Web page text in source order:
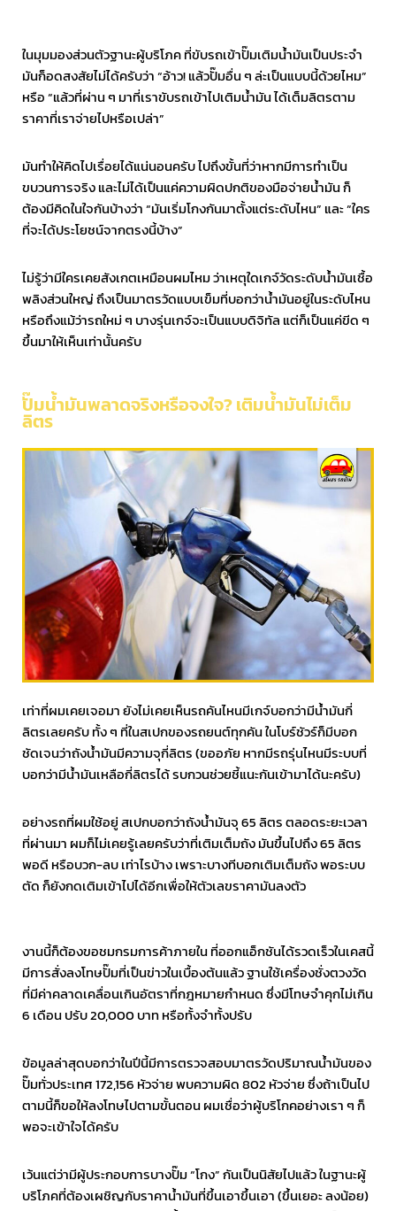
ในมุมมองส่วนตัวฐานะผู้บริโภค ที่ขับรถเข้าปั๊มเติมน้ำมันเป็นประจำ
มันก็อดสงสัยไม่ได้ครับว่า “อ้าว! แล้วปั๊มอื่น ๆ ล่ะเป็นแบบนี้ด้วยไหม”
หรือ “แล้วที่ผ่าน ๆ มาที่เราขับรถเข้าไปเติมน้ำมัน ได้เต็มลิตรตาม
ราคาที่เราจ่ายไปหรือเปล่า”
มันทำให้คิดไปเรื่อยได้แน่นอนครับ ไปถึงขั้นที่ว่าหากมีการทำเป็น
ขบวนการจริง และไม่ได้เป็นแค่ความผิดปกติของมือจ่ายน้ำมัน ก็
ต้องมีคิดในใจกันบ้างว่า “มันเริ่มโกงกันมาตั้งแต่ระดับไหน” และ “ใคร
ที่จะได้ประโยชน์จากตรงนี้บ้าง”
ไม่รู้ว่ามีใครเคยสังเกตเหมือนผมไหม ว่าเหตุใดเกจ์วัดระดับน้ำมันเชื้อ
พลิงส่วนใหญ่ ถึงเป็นมาตรวัดแบบเข็มที่บอกว่าน้ำมันอยู่ในระดับไหน
หรือถึงแม้ว่ารถใหม่ ๆ บางรุ่นเกจ์จะเป็นแบบดิจิทัล แต่ก็เป็นแค่ขีด ๆ
ขึ้นมาให้เห็นเท่านั้นครับ
ปั๊มน้ำมันพลาดจริงหรือจงใจ? เติมน้ำมันไม่เต็ม
ลิตร
เท่าที่ผมเคยเจอมา ยังไม่เคยเห็นรถคันไหนมีเกจ์บอกว่ามีน้ำมันกี่
ลิตรเลยครับ ทั้ง ๆ ที่ในสเปกของรถยนต์ทุกคัน ในโบร์ชัวร์ก็มีบอก
ชัดเจนว่าถังน้ำมันมีความจุกี่ลิตร (ขออภัย หากมีรถรุ่นไหนมีระบบที่
บอกว่ามีน้ำมันเหลือกี่ลิตรได้ รบกวนช่วยชี้แนะกันเข้ามาได้นะครับ)
อย่างรถที่ผมใช้อยู่ สเปกบอกว่าถังน้ำมันจุ 65 ลิตร ตลอดระยะเวลา
ที่ผ่านมา ผมก็ไม่เคยรู้เลยครับว่าที่เติมเต็มถัง มันขึ้นไปถึง 65 ลิตร
พอดี หรือบวก-ลบ เท่าไรบ้าง เพราะบางทีบอกเติมเต็มถัง พอระบบ
ตัด ก็ยังกดเติมเข้าไปได้อีกเพื่อให้ตัวเลขราคามันลงตัว
งานนี้ก็ต้องขอชมกรมการค้าภายใน ที่ออกแอ็กชันได้รวดเร็วในเคสนี้
มีการสั่งลงโทษปั๊มที่เป็นข่าวในเบื้องต้นแล้ว ฐานใช้เครื่องชั่งตวงวัด
ที่มีค่าคลาดเคลื่อนเกินอัตราที่กฎหมายกำหนด ซึ่งมีโทษจำคุกไม่เกิน
6 เดือน ปรับ 20,000 บาท หรือทั้งจำทั้งปรับ
ข้อมูลล่าสุดบอกว่าในปีนี้มีการตรวจสอบมาตรวัดปริมาณน้ำมันของ
ปั๊มทั่วประเทศ 172,156 หัวจ่าย พบความผิด 802 หัวจ่าย ซึ่งถ้าเป็นไป
ตามนี้ก็ขอให้ลงโทษไปตามขั้นตอน ผมเชื่อว่าผู้บริโกคอย่างเรา ๆ ก็
พอจะเข้าใจได้ครับ
เว้นแต่ว่ามีผู้ประกอบการบางปั๊ม “โกง” กันเป็นนิสัยไปแล้ว ในฐานะผู้
บริโภคที่ต้องเผชิญกับราคาน้ำมันที่ขึ้นเอาขึ้นเอา (ขึ้นเยอะ ลงน้อย)